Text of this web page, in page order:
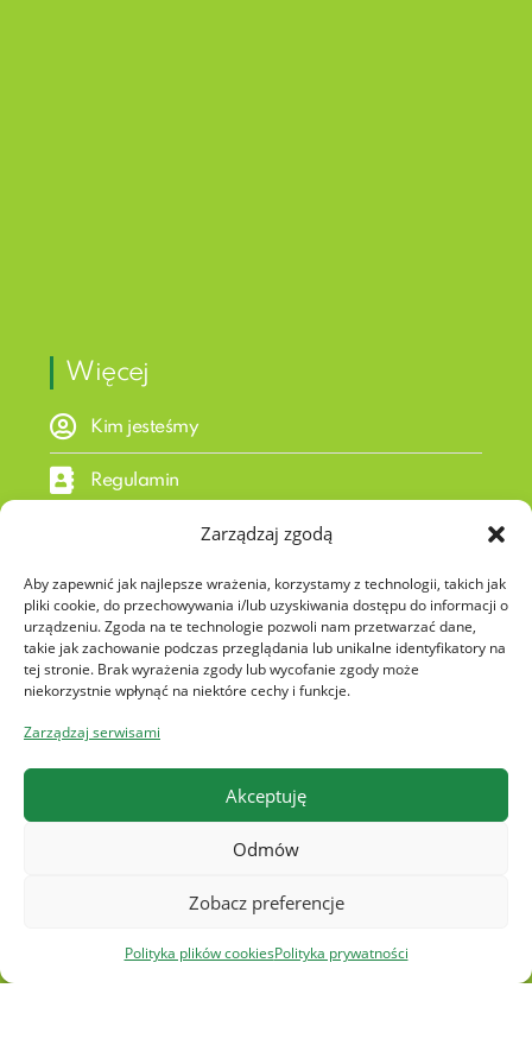
Zarządzaj zgodą
Aby zapewnić jak najlepsze wrażenia, korzystamy z technologii, takich jak
pliki cookie, do przechowywania i/lub uzyskiwania dostępu do informacji o
urządzeniu. Zgoda na te technologie pozwoli nam przetwarzać dane,
takie jak zachowanie podczas przeglądania lub unikalne identyfikatory na
tej stronie. Brak wyrażenia zgody lub wycofanie zgody może
niekorzystnie wpłynąć na niektóre cechy i funkcje.
Zarządzaj serwisami
Akceptuję
Odmów
Zobacz preferencje
Polityka plików cookiesPolityka prywatności
Więcej
Kim jesteśmy
Regulamin
Regulamin newslettera
Polityka prywatnośći
Polityka plików cookies
FAQ